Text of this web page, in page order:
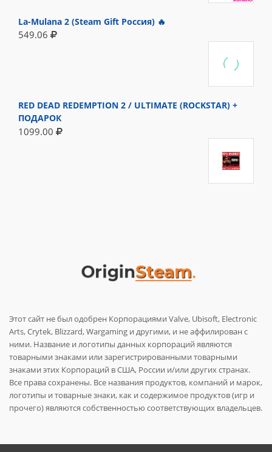
La-Mulana 2 (Steam Gift Россия) 🔥
549.06
RED DEAD REDEMPTION 2 / ULTIMATE (ROCKSTAR) +
ПОДАРОК
1099.00
Этот сайт не был одобрен Корпорациями Valve, Ubisoft, Electronic
Arts, Crytek, Blizzard, Wargaming и другими, и не аффилирован с
ними. Название и логотипы данных корпораций являются
товарными знаками или зарегистрированными товарными
знаками этих Корпораций в США, России и/или других странах.
Все права сохранены. Все названия продуктов, компаний и марок,
логотипы и товарные знаки, как и содержимое продуктов (игр и
прочего) являются собственностью соответствующих владельцев.